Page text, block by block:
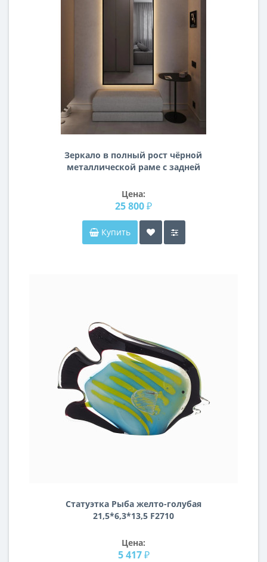
Зеркало в полный рост чёрной
металлической раме с задней
Цена:
25 800 ₽
Купить
Статуэтка Рыба желто-голубая
21,5*6,3*13,5 F2710
Цена:
5 417 ₽